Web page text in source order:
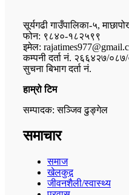
सूर्यगढी गाउँपालिका-५,
फोन: ९८४०-१८२५९९
इमेल:
कम्पनी दर्ता नं. २६६४२७/
सुचना बिभाग दर्ता नं.
हाम्रो टिम
सम्पादक: सञ्जिव ढुङ्गेल
समाचार
समाज
खेलकुद़़
जीवनशैली/स्वास्थ्य